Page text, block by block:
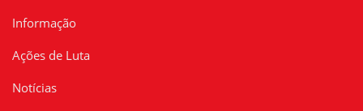
Informação
Ações de Luta
Notícias